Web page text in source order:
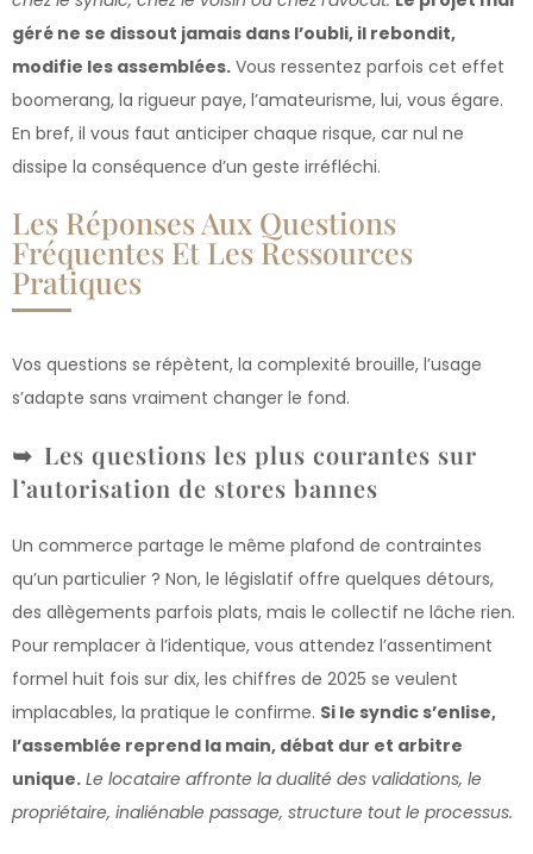
géré ne se dissout jamais dans l’oubli, il rebondit,
modifie les assemblées. Vous ressentez parfois cet effet
boomerang, la rigueur paye, l’amateurisme, lui, vous égare.
En bref, il vous faut anticiper chaque risque, car nul ne
dissipe la conséquence d’un geste irréfléchi.
Les Réponses Aux Questions
Fréquentes Et Les Ressources
Pratiques
Vos questions se répètent, la complexité brouille, l’usage
s’adapte sans vraiment changer le fond.
Les questions les plus courantes sur
l’autorisation de stores bannes
Un commerce partage le même plafond de contraintes
qu’un particulier ? Non, le législatif offre quelques détours,
des allègements parfois plats, mais le collectif ne lâche rien.
Pour remplacer à l’identique, vous attendez l’assentiment
formel huit fois sur dix, les chiffres de 2025 se veulent
implacables, la pratique le confirme. Si le syndic s’enlise,
l’assemblée reprend la main, débat dur et arbitre
unique. Le locataire affronte la dualité des validations, le
propriétaire, inaliénable passage, structure tout le processus.